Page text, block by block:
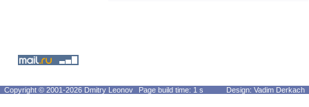
Copyright © 2001-2026 Dmitry Leonov Page build time: 1 s Design: Vadim Derkach